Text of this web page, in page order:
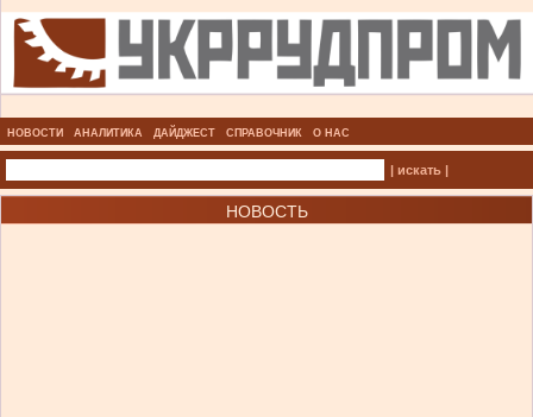
НОВОСТИ АНАЛИТИКА ДАЙДЖЕСТ СПРАВОЧНИК О НАС
| искать |
НОВОСТЬ